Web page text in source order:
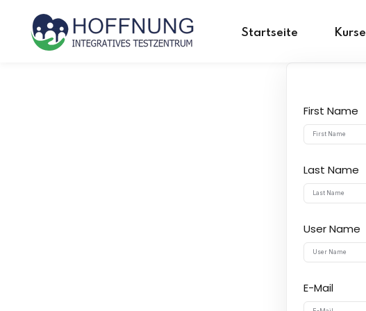
Startseite Kurse
First Name
Last Name
User Name
E-Mail